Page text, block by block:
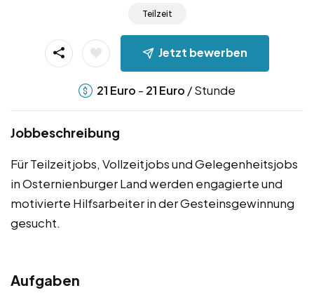
Teilzeit
Jetzt bewerben
21 Euro - 21 Euro / Stunde
Jobbeschreibung
Für Teilzeitjobs, Vollzeitjobs und Gelegenheitsjobs
in Osternienburger Land werden engagierte und
motivierte Hilfsarbeiter in der Gesteinsgewinnung
gesucht.
Aufgaben